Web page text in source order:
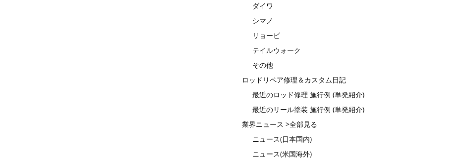
ダイワ
シマノ
リョービ
テイルウォーク
その他
ロッドリペア修理＆カスタム日記
最近のロッド修理 施行例 (単発紹介)
最近のリール塗装 施行例 (単発紹介)
業界ニュース >全部見る
ニュース(日本国内)
ニュース(米国海外)